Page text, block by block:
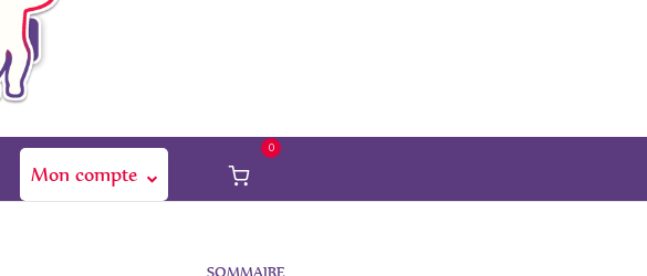
Mon compte
Voir
Panier
0